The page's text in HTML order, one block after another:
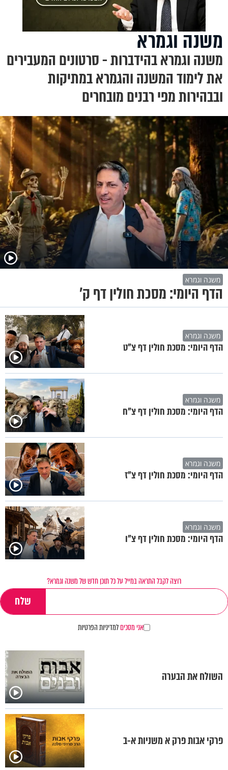
משנה וגמרא
משנה וגמרא בהידברות - סרטונים המעבירים
את לימוד המשנה והגמרא במתיקות
ובבהירות מפי רבנים מובחרים
משנה וגמרא
הדף היומי: מסכת חולין דף ק'
משנה וגמרא
הדף היומי: מסכת חולין דף צ"ט
משנה וגמרא
הדף היומי: מסכת חולין דף צ"ח
משנה וגמרא
הדף היומי: מסכת חולין דף צ"ז
משנה וגמרא
הדף היומי: מסכת חולין דף צ"ו
רוצה לקבל התראה במייל על כל תוכן חדש של משנה וגמרא?
אני מסכיםלמדיניות הפרטיות
השולח את הבערה
פרקי אבות פרק א משניות א-ב